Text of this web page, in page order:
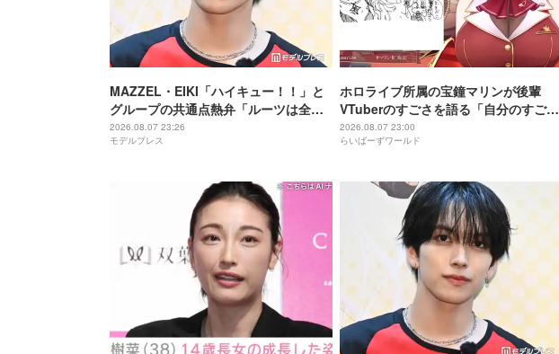
MAZZEL・EIKI「ハイキュー！！」と
グループの共通点熱弁「ルーツは全然
違うんですけど」
2026.08.07 23:26
モデルプレス
ホロライブ所属の宝鐘マリンが後輩
VTuberのすごさを語る「自分のすごさ
に気づいてない」
2026.08.07 23:00
らいばーずワールド